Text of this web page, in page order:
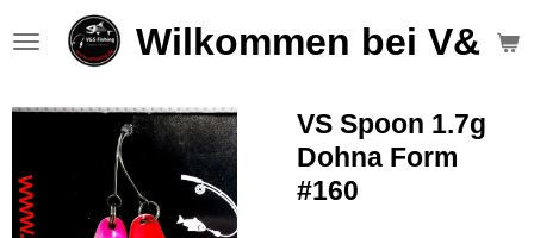
Hauptinhalt
Wilkommen bei V&S
VS Spoon 1.7g
Dohna Form
#160